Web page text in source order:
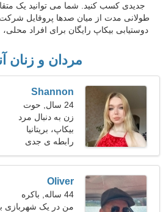
جدیدی کسب کنید. شما می توانید یک
طولانی مدت از میان صدها پروفایل شرکت
دوستیابی بیکاپ رایگان برای افراد
مردان و زنان
Shannon
24 سال, حوت
زن به دنبال مرد
بیکاپ، بریتانیا
رابطه ی جدی
Oliver
44 ساله, باکره
من در یک شهربازی